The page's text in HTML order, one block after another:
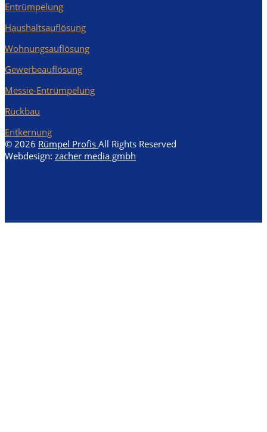
Entrümpelung
Haushaltsauflösung
Wohnungsauflösung
Gewerbeauflösung
Messie-Entrümpelung
Rückbau
Entkernung
© 2026 Rümpel Profis All Rights Reserved
Webdesign: zacher media gmbh